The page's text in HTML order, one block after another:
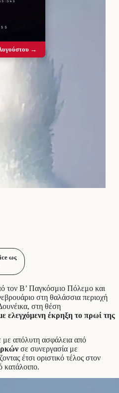
ως
τον Β’ Παγκόσμιο Πόλεμο και
στη θαλάσσια περιοχή
στη θέση
ελεγχόμενη έκρηξη το πρωί της
με απόλυτη ασφάλεια από
σε συνεργασία με
έτσι οριστικό τέλος στον
κατάλοιπο.
→